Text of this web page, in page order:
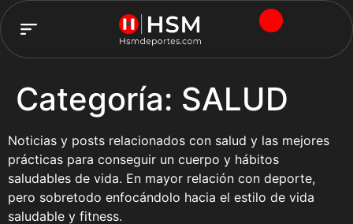
Categoría: SALUD
Noticias y posts relacionados con salud y las mejores
prácticas para conseguir un cuerpo y hábitos
saludables de vida. En mayor relación con deporte,
pero sobretodo enfocándolo hacia el estilo de vida
saludable y fitness.